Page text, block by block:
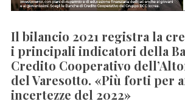
Il bilancio 2021 registra la
i principali indicatori della
Credito Cooperativo
del Varesotto. «Più forti per
incertezze del 2022»